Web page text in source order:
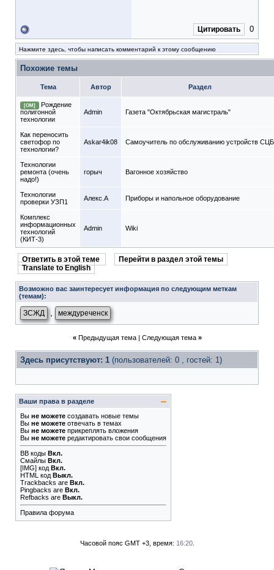
Цитировать 0
Нажмите здесь, чтобы написать комментарий к этому сообщению
Похожие темы
Тема Автор Раздел
[ОМ]
Рождение
полигонной
технологии
Admin Газета "Октябрьская магистраль"
Как переносить
светофор по
технологии?
Askar4ik08 Самоучитель по обслуживанию устройств СЦБ
Технологии
ремонта (очень
надо!)
горыч Вагонное хозяйство
Технологии
проверки УЗП1
Алекс.А Приборы и напольное оборудование
Комплекс
информационных
технологий
(КИТ-3)
Admin Wiki
Ответить в этой теме
Перейти в раздел этой темы
Translate to English
Возможно вас заинтересует информация по следующим меткам
(темам):
ЗСЖД междуреченск
« Предыдущая тема| Следующая тема »
Здесь присутствуют: 1 (пользователей: 0 , гостей: 1)
Ваши права в разделе
Вы не можете создавать новые темы
Вы не можете отвечать в темах
Вы не можете прикреплять вложения
Вы не можете редактировать свои сообщения
BB коды Вкл.
Смайлы Вкл.
[IMG] код Вкл.
HTML код Выкл.
Trackbacks are Вкл.
Pingbacks are Вкл.
Refbacks are Выкл.
Правила форума
Часовой пояс GMT +3, время: 16:20.